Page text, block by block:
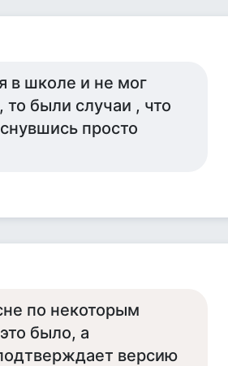
в школе и не мог
были случаи , что
просто
по некоторым
было, а
версию